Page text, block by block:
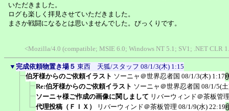
いただきました。
ログも楽しく拝見させていただきました。
まさか戦闘になるとは思いませんでした。びっくりです。
<Mozilla/4.0 (compatible; MSIE 6.0; Windows NT 5.1; SV1; .NET CLR
▼ 完成依頼物置き場５ 東西 天狐/スタッフ 08/1/3(木) 1:15
伯牙様からのご依頼イラスト ソーニャ＠世界忍者国 08/1/3(木) 1:17
Re:伯牙様からのご依頼イラスト ソーニャ＠世界忍者国 08/1/5(
ソーニャ様ご作成の画像に関しまして リバーウィンド＠茶板管
代理投稿（ＦＩＸ）
リバーウィンド＠茶板管理 08/1/9(水) 22:19